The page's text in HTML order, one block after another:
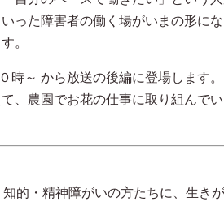
った障害者の働く場がいまの形に
。
～ から放送の後編に登場します。
、農園でお花の仕事に取り組んで
的・精神障がいの方たちに、生き
元内閣総理大臣夫人 安倍昭恵